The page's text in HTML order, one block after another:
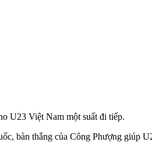
U23 Việt Nam một suất đi tiếp.
bàn thắng của Công Phượng giúp